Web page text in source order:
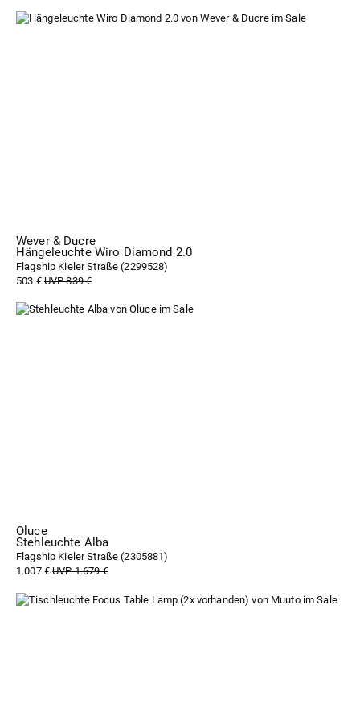
Wever & Ducre
Hängeleuchte Wiro Diamond 2.0
Flagship Kieler Straße (2299528)
503 €UVP 839 €
Oluce
Stehleuchte Alba
Flagship Kieler Straße (2305881)
1.007 €UVP 1.679 €